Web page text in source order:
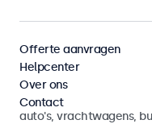
Monitoren en
gebruik
Monitoren en
auto's, vrachtwagens,
Offerte aanvragen
Helpcenter
Over ons
Contact